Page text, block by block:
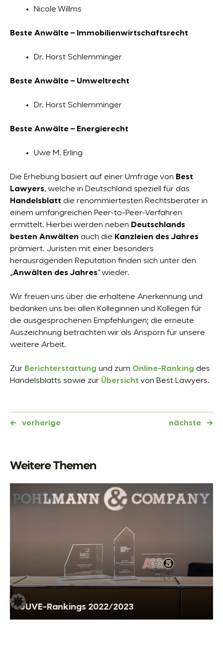
Nicole Willms
Beste Anwälte – Immobilienwirtschaftsrecht
Dr. Horst Schlemminger
Beste Anwälte – Umweltrecht
Dr. Horst Schlemminger
Beste Anwälte – Energierecht
Uwe M. Erling
Die Erhebung basiert auf einer Umfrage von Best
Lawyers, welche in Deutschland speziell für das
Handelsblatt die renommiertesten Rechtsberater in
einem umfangreichen Peer-to-Peer-Verfahren
ermittelt. Hierbei werden neben Deutschlands
besten Anwälten auch die Kanzleien des Jahres
prämiert. Juristen mit einer besonders
herausragenden Reputation finden sich unter den
„Anwälten des Jahres“ wieder.
Wir freuen uns über die erhaltene Anerkennung und
bedanken uns bei allen Kolleginnen und Kollegen für
die ausgesprochenen Empfehlungen; die erneute
Auszeichnung betrachten wir als Ansporn für unsere
weitere Arbeit.
Zur Berichterstattung und zum Online-Ranking des
Handelsblatts sowie zur Übersicht von Best Lawyers.
← vorherige nächste →
Weitere Themen
JUVE-Rankings 2022/2023